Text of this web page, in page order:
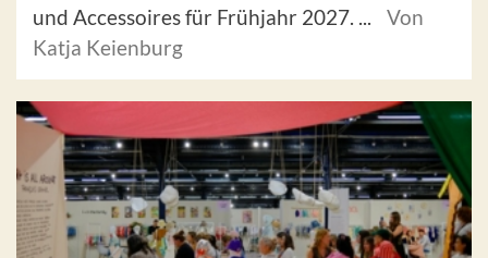
und Accessoires für Frühjahr 2027. ...
Von
Katja Keienburg